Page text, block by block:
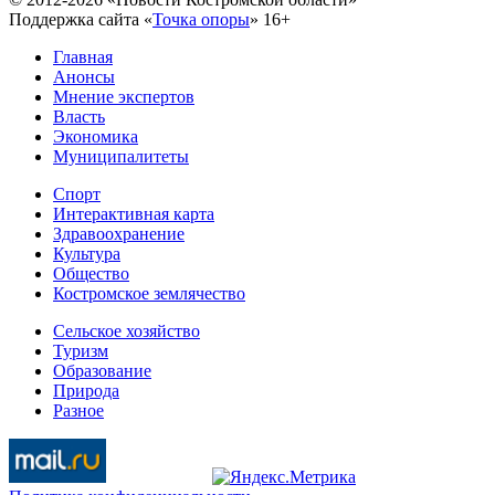
Поддержка сайта «Точка опоры» 16+
Главная
Анонсы
Мнение экспертов
Власть
Экономика
Муниципалитеты
Спорт
Интерактивная карта
Здравоохранение
Культура
Общество
Костромское землячество
Сельское хозяйство
Туризм
Образование
Природа
Разное